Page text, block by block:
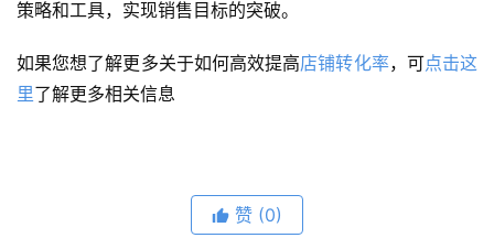
策略和工具，实现销售目标的突破。
如果您想了解更多关于如何高效提高店铺转化率，可点击这
里了解更多相关信息
赞 (0)